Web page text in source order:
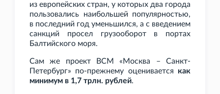
из европейских стран, у которых два города
пользовались наибольшей популярностью,
в последний год уменьшился, а с введением
санкций просел грузооборот в портах
Балтийского моря.
Сам же проект ВСМ «Москва – Санкт-
Петербург» по-прежнему оценивается как
минимум в 1,7 трлн. рублей.